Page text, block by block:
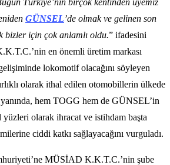
GÜNSEL’de olmak ve gelinen son
bizler için çok anlamlı oldu.” ifadesini
en önemli üretim markası
lokomotif olacağını söyleyen
olarak ithal edilen otomobillerin ülkede
hem TOGG hem de GÜNSEL’in
yüzleri olarak ihracat ve istihdam başta
ciddi katkı sağlayacağını vurguladı.
MÜSİAD K.K.T.C.’nin şube